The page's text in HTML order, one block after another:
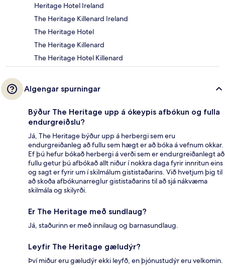
Heritage Hotel Ireland
The Heritage Killenard Ireland
The Heritage Hotel
The Heritage Killenard
The Heritage Hotel Killenard
Algengar spurningar
Býður The Heritage upp á ókeypis afbókun og fulla
endurgreiðslu?
Já, The Heritage býður upp á herbergi sem eru
endurgreiðanleg að fullu sem hægt er að bóka á vefnum okkar.
Ef þú hefur bókað herbergi á verði sem er endurgreiðanlegt að
fullu getur þú afbókað allt niður í nokkra daga fyrir innritun eins
og sagt er fyrir um í skilmálum gististaðarins. Við hvetjum þig til
að skoða afbókunarreglur gististaðarins til að sjá nákvæma
skilmála og skilyrði.
Er The Heritage með sundlaug?
Já, staðurinn er með innilaug og barnasundlaug.
Leyfir The Heritage gæludýr?
Því miður eru gæludýr ekki leyfð, en þjónustudýr eru velkomin.